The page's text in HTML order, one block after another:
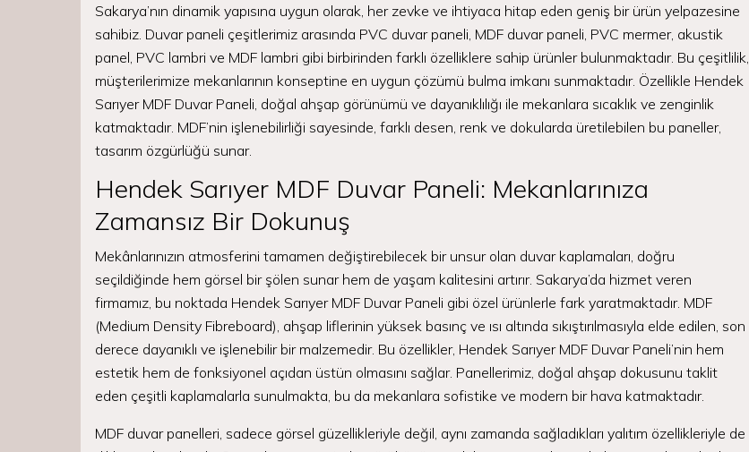
Sakarya’nın dinamik yapısına uygun olarak, her zevke ve ihtiyaca hitap eden geniş bir ürün yelpazesine
sahibiz. Duvar paneli çeşitlerimiz arasında PVC duvar paneli, MDF duvar paneli, PVC mermer, akustik
panel, PVC lambri ve MDF lambri gibi birbirinden farklı özelliklere sahip ürünler bulunmaktadır. Bu çeşitlilik,
müşterilerimize mekanlarının konseptine en uygun çözümü bulma imkanı sunmaktadır. Özellikle Hendek
Sarıyer MDF Duvar Paneli, doğal ahşap görünümü ve dayanıklılığı ile mekanlara sıcaklık ve zenginlik
katmaktadır. MDF’nin işlenebilirliği sayesinde, farklı desen, renk ve dokularda üretilebilen bu paneller,
tasarım özgürlüğü sunar.
Hendek Sarıyer MDF Duvar Paneli: Mekanlarınıza
Zamansız Bir Dokunuş
Mekânlarınızın atmosferini tamamen değiştirebilecek bir unsur olan duvar kaplamaları, doğru
seçildiğinde hem görsel bir şölen sunar hem de yaşam kalitesini artırır. Sakarya’da hizmet veren
firmamız, bu noktada Hendek Sarıyer MDF Duvar Paneli gibi özel ürünlerle fark yaratmaktadır. MDF
(Medium Density Fibreboard), ahşap liflerinin yüksek basınç ve ısı altında sıkıştırılmasıyla elde edilen, son
derece dayanıklı ve işlenebilir bir malzemedir. Bu özellikler, Hendek Sarıyer MDF Duvar Paneli’nin hem
estetik hem de fonksiyonel açıdan üstün olmasını sağlar. Panellerimiz, doğal ahşap dokusunu taklit
eden çeşitli kaplamalarla sunulmakta, bu da mekanlara sofistike ve modern bir hava katmaktadır.
MDF duvar panelleri, sadece görsel güzellikleriyle değil, aynı zamanda sağladıkları yalıtım özellikleriyle de